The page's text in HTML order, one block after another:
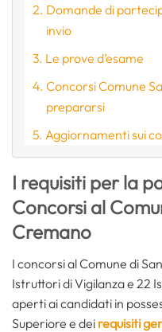
Domande di
invio
Le prove d’esame
Concorsi Comune
prepararsi
Aggiornamenti sui
I requisiti per la
Concorsi al
Cremano
I concorsi al Comune di
Istruttori di Vigilanza e 22
aperti ai candidati in
Superiore e dei requisiti